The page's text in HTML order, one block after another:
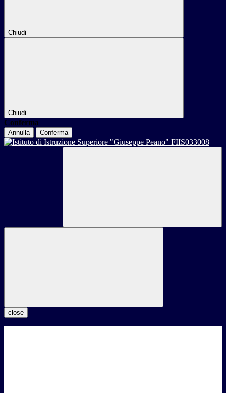
Chiudi
Chiudi
Conferma
Annulla Conferma
close